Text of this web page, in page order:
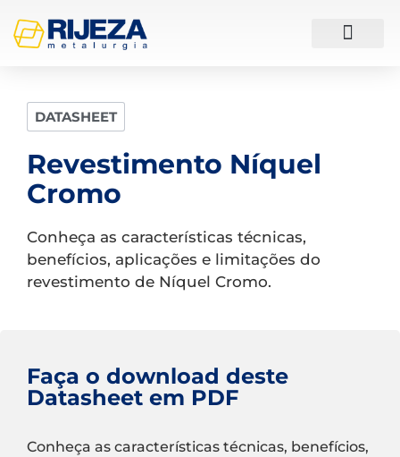
DATASHEET
Revestimento Níquel
Cromo
Conheça as características técnicas,
benefícios, aplicações e limitações do
revestimento de Níquel Cromo.
Faça o download deste
Datasheet em PDF
Conheça as características técnicas, benefícios,